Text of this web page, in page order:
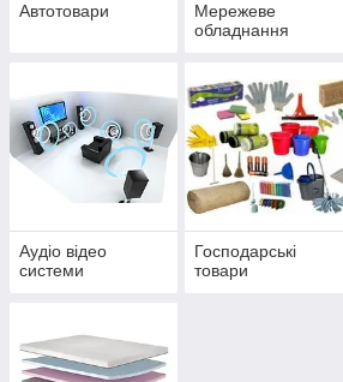
Автотовари
Мережеве
обладнання
Аудіо відео
системи
Господарські
товари